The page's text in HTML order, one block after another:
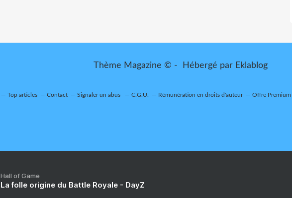
Thème Magazine © - Hébergé par Eklablog
Top articles Contact Signaler un abus C.G.U. Rémunération en droits d'auteur Offre Premium
Hall of Game
La folle origine du Battle Royale - DayZ